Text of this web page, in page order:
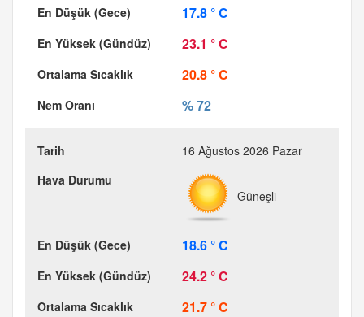
17.8 ° C
23.1 ° C
20.8 ° C
% 72
16 Ağustos 2026 Pazar
Güneşli
18.6 ° C
24.2 ° C
21.7 ° C